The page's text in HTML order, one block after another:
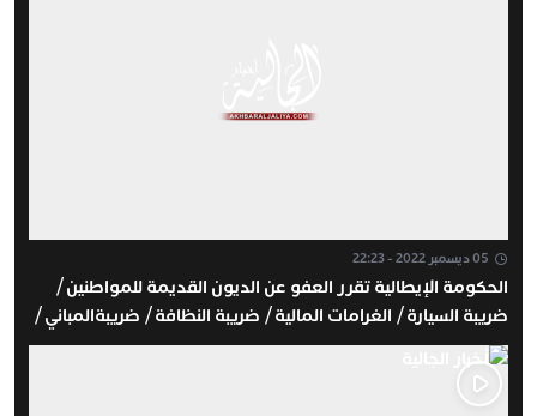
05 ديسمبر 2022 - 22:23
الحكومة الإيطالية تقرر العفو عن الديون القديمة للمواطنين /
ضريبة السيارة / الغرامات المالية / ضريبة النظافة / ضريبةالمباني /
الغرامات المالية